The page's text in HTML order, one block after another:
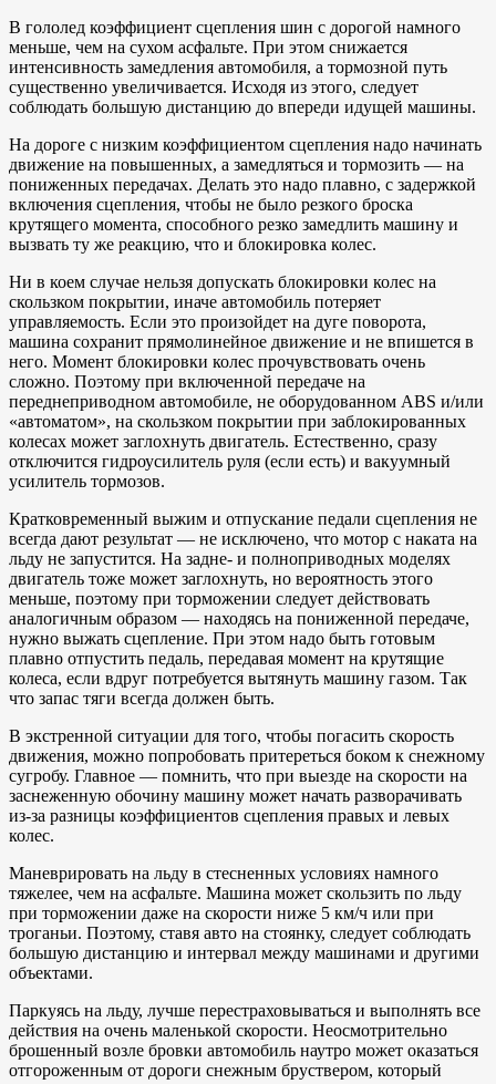
В гололед коэффициент сцепления шин с дорогой намного
меньше, чем на сухом асфальте. При этом снижается
интенсивность замедления автомобиля, а тормозной путь
существенно увеличивается. Исходя из этого, следует
соблюдать большую дистанцию до впереди идущей машины.
На дороге с низким коэффициентом сцепления надо начинать
движение на повышенных, а замедляться и тормозить — на
пониженных передачах. Делать это надо плавно, с задержкой
включения сцепления, чтобы не было резкого броска
крутящего момента, способного резко замедлить машину и
вызвать ту же реакцию, что и блокировка колес.
Ни в коем случае нельзя допускать блокировки колес на
скользком покрытии, иначе автомобиль потеряет
управляемость. Если это произойдет на дуге поворота,
машина сохранит прямолинейное движение и не впишется в
него. Момент блокировки колес прочувствовать очень
сложно. Поэтому при включенной передаче на
переднеприводном автомобиле, не оборудованном ABS и/или
«автоматом», на скользком покрытии при заблокированных
колесах может заглохнуть двигатель. Естественно, сразу
отключится гидроусилитель руля (если есть) и вакуумный
усилитель тормозов.
Кратковременный выжим и отпускание педали сцепления не
всегда дают результат — не исключено, что мотор с наката на
льду не запустится. На задне- и полноприводных моделях
двигатель тоже может заглохнуть, но вероятность этого
меньше, поэтому при торможении следует действовать
аналогичным образом — находясь на пониженной передаче,
нужно выжать сцепление. При этом надо быть готовым
плавно отпустить педаль, передавая момент на крутящие
колеса, если вдруг потребуется вытянуть машину газом. Так
что запас тяги всегда должен быть.
В экстренной ситуации для того, чтобы погасить скорость
движения, можно попробовать притереться боком к снежному
сугробу. Главное — помнить, что при выезде на скорости на
заснеженную обочину машину может начать разворачивать
из-за разницы коэффициентов сцепления правых и левых
колес.
Маневрировать на льду в стесненных условиях намного
тяжелее, чем на асфальте. Машина может скользить по льду
при торможении даже на скорости ниже 5 км/ч или при
троганьи. Поэтому, ставя авто на стоянку, следует соблюдать
большую дистанцию и интервал между машинами и другими
объектами.
Паркуясь на льду, лучше перестраховываться и выполнять все
действия на очень маленькой скорости. Неосмотрительно
брошенный возле бровки автомобиль наутро может оказаться
отгороженным от дороги снежным бруствером, который